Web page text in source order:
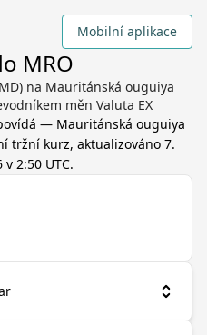
Mobilní aplikace
MRO
na Mauritánská ouguiya
měn Valuta EX
— Mauritánská ouguiya
tržní kurz, aktualizováno 7.
2:50 UTC.